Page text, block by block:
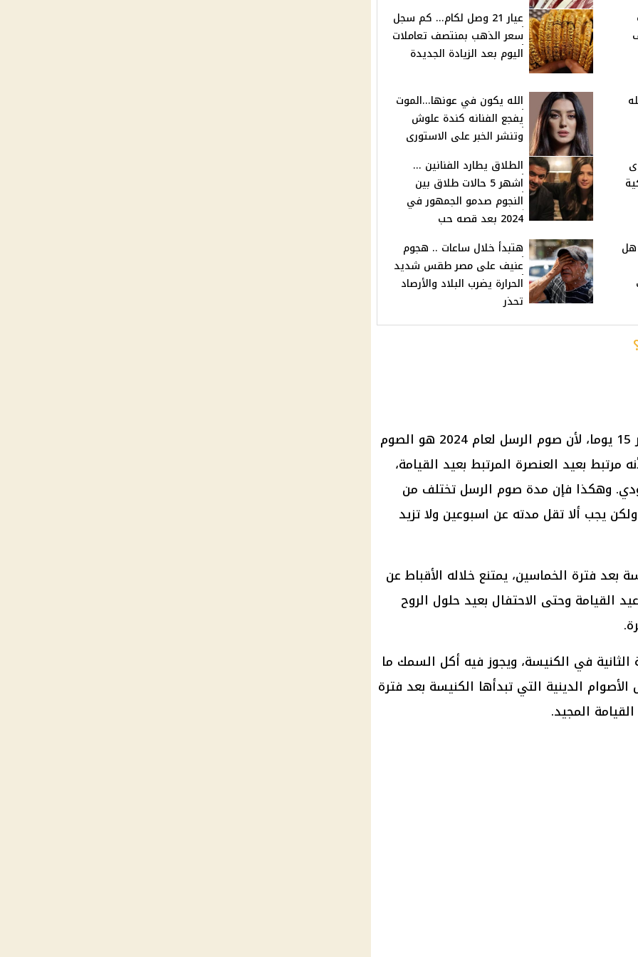
عيار 21 وصل لكام... كم سجل
سعر الذهب بمنتصف تعاملات
اليوم بعد الزيادة الجديدة
الله يكون في عونها...الموت
يفجع الفنانه كندة علوش
وتنشر الخبر على الاستورى
الطلاق يطارد الفنانين ...
اشهر 5 حالات طلاق بين
النجوم صدمو الجمهور في
2024 بعد قصه حب
هل
هتبدأ خلال ساعات .. هجوم
عنيف على مصر طقس شديد
الحرارة يضرب البلاد والأرصاد
تحذر
وكان صوم الرسل هذا العام يستمر 15 يوما، لأن صوم الرسل لعام 2024 هو الصوم
مرتبط بعيد العنصرة المرتبط بعيد القيامة،
وهكذا فإن مدة صوم الرسل تختلف من
يجب ألا تقل مدته عن اسبوعين ولا تزيد
فترة الخماسين، يمتنع خلاله الأقباط عن
على عيد القيامة وحتى الاحتفال بعيد حلول الروح
في الكنيسة، ويجوز فيه أكل السمك ما
الدينية التي تبدأها الكنيسة بعد فترة
المجيد.